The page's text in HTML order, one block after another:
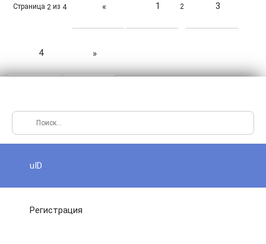
Страница 2 из 4 « 1 2 3
4 »
uID
Регистрация